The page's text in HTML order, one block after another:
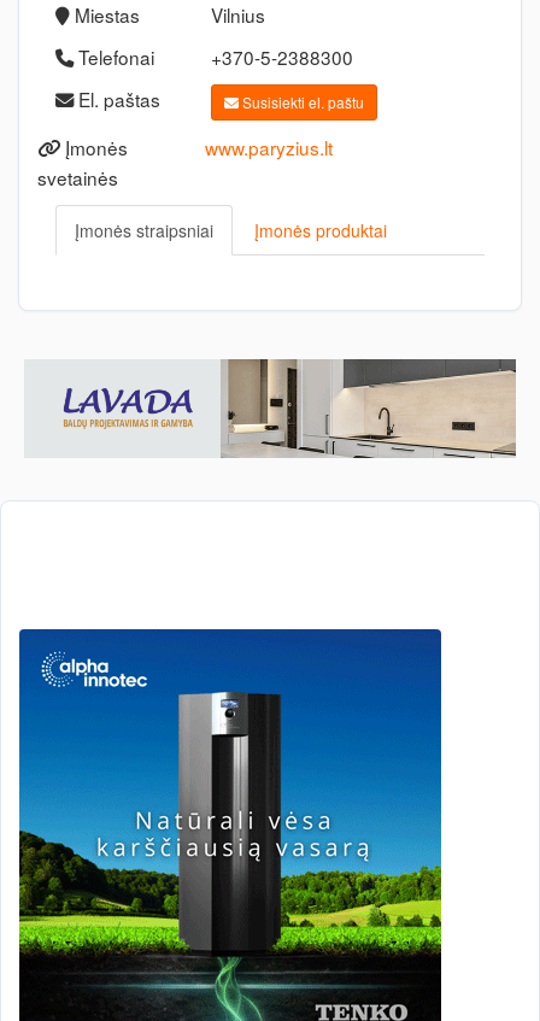
Miestas
Vilnius
Telefonai
+370-5-2388300
El. paštas
Susisiekti el. paštu
Įmonės
svetainės
www.paryzius.lt
Įmonės straipsniai Įmonės produktai